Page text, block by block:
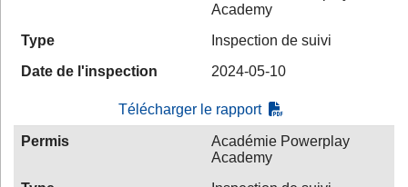
Academy
Type
Inspection de suivi
Date de l'inspection
2024-05-10
Télécharger le rapport
Permis
Académie Powerplay
Academy